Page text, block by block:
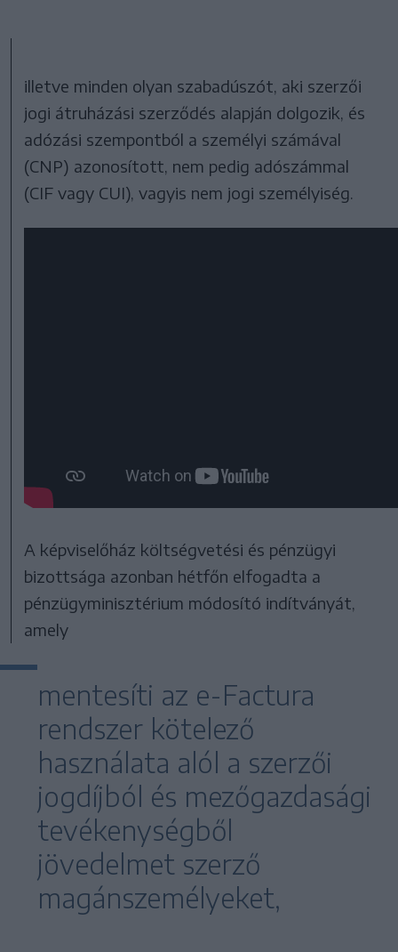
illetve minden olyan szabadúszót, aki szerzői
jogi átruházási szerződés alapján dolgozik, és
adózási szempontból a személyi számával
(CNP) azonosított, nem pedig adószámmal
(CIF vagy CUI), vagyis nem jogi személyiség.
A képviselőház költségvetési és pénzügyi
bizottsága azonban hétfőn elfogadta a
pénzügyminisztérium módosító indítványát,
amely
mentesíti az e-Factura
rendszer kötelező
használata alól a szerzői
jogdíjból és mezőgazdasági
tevékenységből
jövedelmet szerző
magánszemélyeket,